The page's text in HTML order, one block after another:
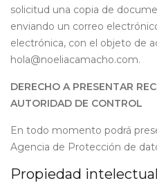
solicitud una copia de
enviando un correo
electrónica, con el objeto de
hola@noeliacamacho.com.
DERECHO A PRESENTAR
AUTORIDAD DE CONTROL
En todo momento podrá
Agencia de Protección de
Propiedad